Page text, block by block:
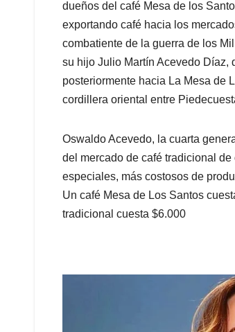
dueños del café Mesa de los
exportando café hacia los
combatiente de la guerra de los
su hijo Julio Martín Acevedo Díaz,
posteriormente hacia La Mesa de
cordillera oriental entre
Oswaldo Acevedo, la cuarta
del mercado de café tradicional
especiales, más costosos de
Un café Mesa de Los Santos
tradicional cuesta $6.000